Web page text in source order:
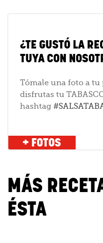
¿TE GUSTÓ LA
TUYA CON
Tómale una foto a
disfrutas tu
hashtag
+ FOTOS
MÁS
ÉSTA